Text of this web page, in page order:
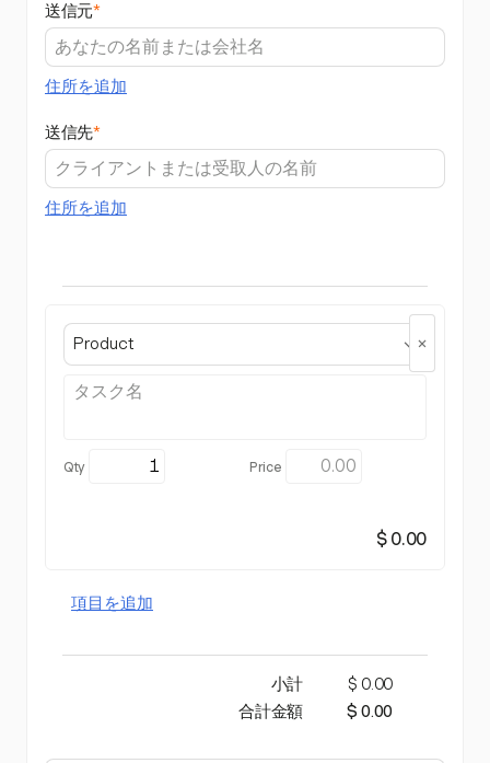
送信元*
住所を追加
送信先*
住所を追加
Product
$ 0.00
項目を追加
小計
$ 0.00
合計金額
$ 0.00